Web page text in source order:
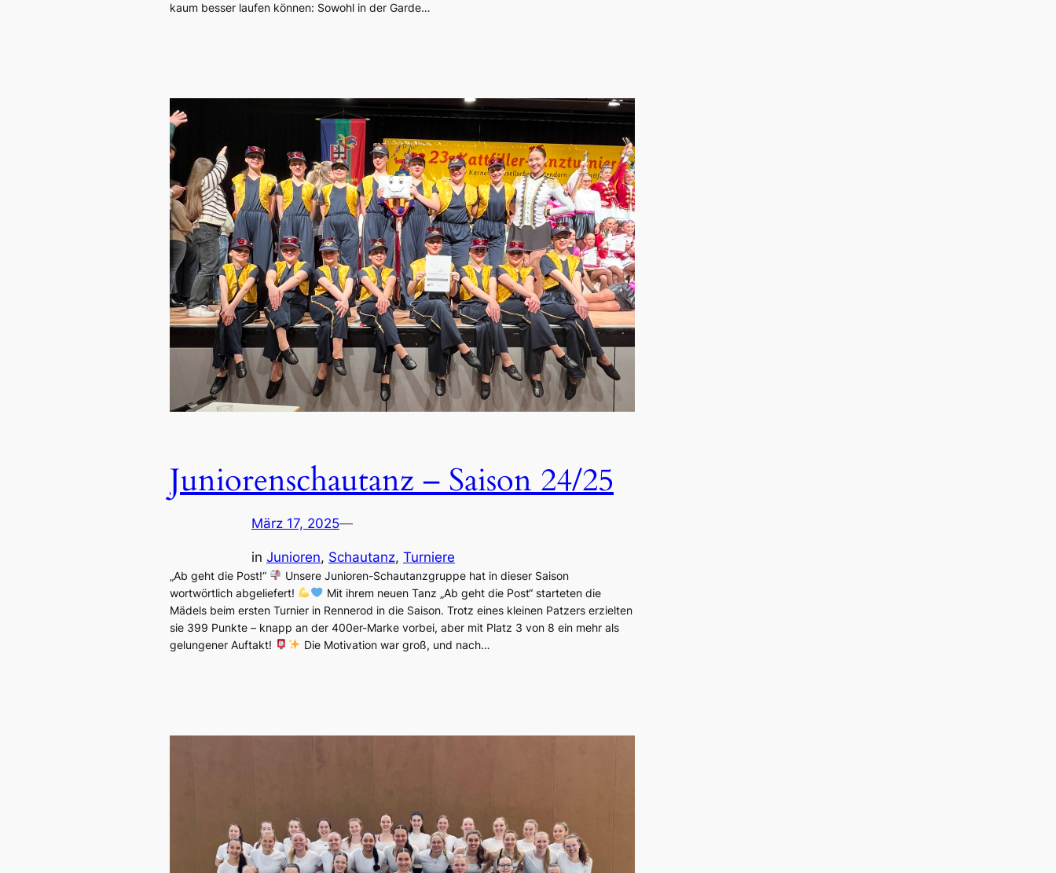
kaum besser laufen können: Sowohl in der Garde…
Juniorenschautanz – Saison 24/25
März 17, 2025—
in Junioren, Schautanz, Turniere
„Ab geht die Post!“
Unsere Junioren-Schautanzgruppe hat in dieser Saison
wortwörtlich abgeliefert!
Mit ihrem neuen Tanz „Ab geht die Post“ starteten die
Mädels beim ersten Turnier in Rennerod in die Saison. Trotz eines kleinen Patzers erzielten
sie 399 Punkte – knapp an der 400er-Marke vorbei, aber mit Platz 3 von 8 ein mehr als
gelungener Auftakt!
Die Motivation war groß, und nach…